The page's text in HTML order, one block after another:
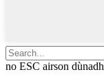
no ESC airson dùnadh